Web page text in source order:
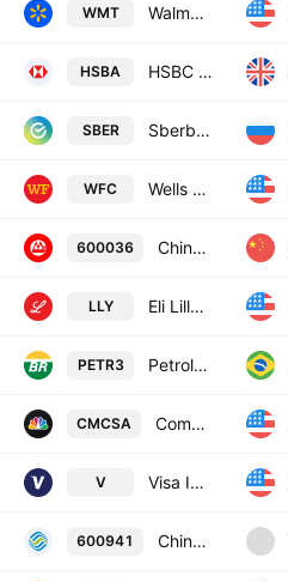
WMT Walmart Inc.
HSBA HSBC Holdings Plc
SBER Sberbank
WFC Wells Fargo & Company
600036 China Merchants Bank Co., Ltd. Class A
LLY Eli Lilly and Company
PETR3 Petroleo Brasileiro SA
CMCSA Comcast Corporation Class A
V Visa Inc. Class A
600941 China Mobile Limited Class A